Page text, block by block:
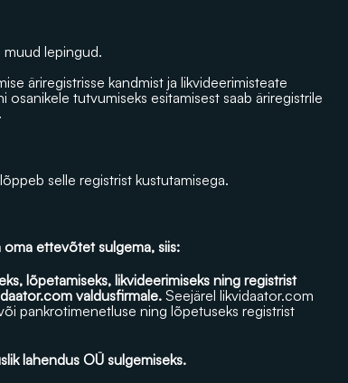
muud lepingud.
äriregistrisse kandmist ja likvideerimisteate
tutvumiseks esitamisest saab äriregistrile
selle registrist kustutamisega.
ettevõtet sulgema, siis:
lõpetamiseks, likvideerimiseks ning registrist
valdusfirmale. Seejärel likvidaator.com
pankrotimenetluse ning lõpetuseks registrist
lahendus OÜ sulgemiseks.